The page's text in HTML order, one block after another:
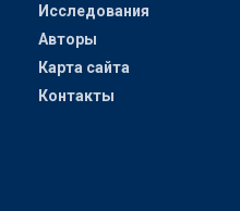
Исследования
Авторы
Карта сайта
Контакты